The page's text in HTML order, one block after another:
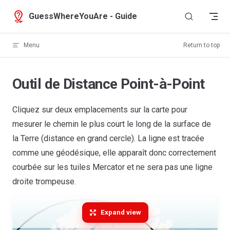
Skip to content
GuessWhereYouAre - Guide
Menu Return to top
Outil de Distance Point-à-Point
Cliquez sur deux emplacements sur la carte pour
mesurer le chemin le plus court le long de la surface de
la Terre (distance en grand cercle). La ligne est tracée
comme une géodésique, elle apparaît donc correctement
courbée sur les tuiles Mercator et ne sera pas une ligne
droite trompeuse.
Expand view